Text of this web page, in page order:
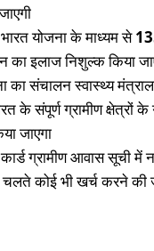
योजना के माध्यम से
का इलाज निशुल्क किया
का संचालन स्वास्थ्य
के संपूर्ण ग्रामीण क्षेत्रों के
जाएगा
ग्रामीण आवास सूची में
चलते कोई भी खर्च करने